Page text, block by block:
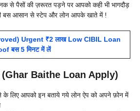
से पैसों की ज़रूरत पड़ने पर आपको कही भी भागदौड़
बस आसान से स्टेप और लोन आपके खाते में !
Urgent ₹2 लाख Low CIBIL Loan
बस 5 मिनट में लें
(Ghar Baithe Loan Apply)
के लिए आपको इन बताये गये लोन ऐप को अपने फ़ोन में